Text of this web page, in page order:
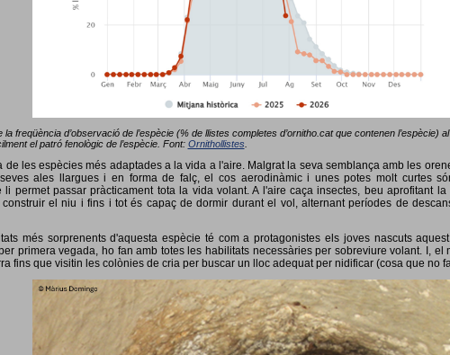
la freqüència d’observació de l’espècie (% de llistes completes d’ornitho.cat que contenen l’espècie)
el patró fenològic de l’espècie. Font: Ornithollistes.
de les espècies més adaptades a la vida a l'aire. Malgrat la seva semblança amb les
ales llargues i en forma de falç, el cos aerodinàmic i unes potes molt curtes
li permet passar pràcticament tota la vida volant. A l'aire caça insectes, beu aprofitant
el niu i fins i tot és capaç de dormir durant el vol, alternant períodes de
més sorprenents d'aquesta espècie té com a protagonistes els joves nascuts
primera vegada, ho fan amb totes les habilitats necessàries per sobreviure volant. I, el
fins que visitin les colònies de cria per buscar un lloc adequat per nidificar (cosa que no